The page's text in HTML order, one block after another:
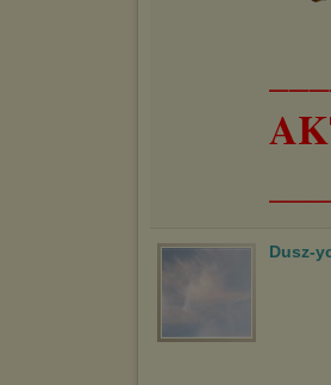
Dusz-